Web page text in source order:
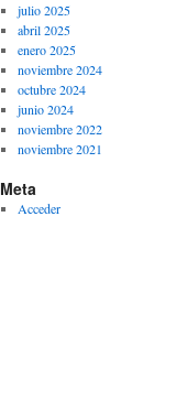
julio 2025
abril 2025
enero 2025
noviembre 2024
octubre 2024
junio 2024
noviembre 2022
noviembre 2021
Meta
Acceder